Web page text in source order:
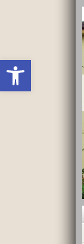
Deschide bara de unelte